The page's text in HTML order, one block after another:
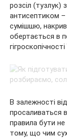
розсіл (тузлук)
антисептиком –
сумішшю,
обертається в
В залежності
просаливаться
правила бути
тому, що чим